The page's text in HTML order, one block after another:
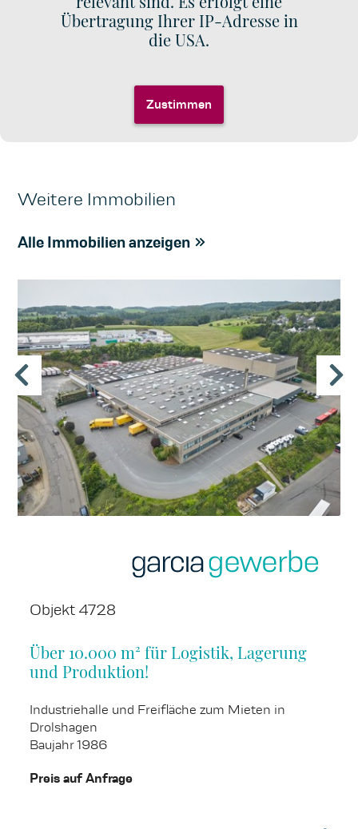
Übertragung Ihrer IP-Adresse in
die USA.
Zustimmen
Weitere Immobilien
Alle Immobilien anzeigen
Objekt 4728
Über 10.000 m² für Logistik, Lagerung
und Produktion!
Industriehalle und Freifläche zum Mieten in
Drolshagen
Baujahr 1986
Preis auf Anfrage